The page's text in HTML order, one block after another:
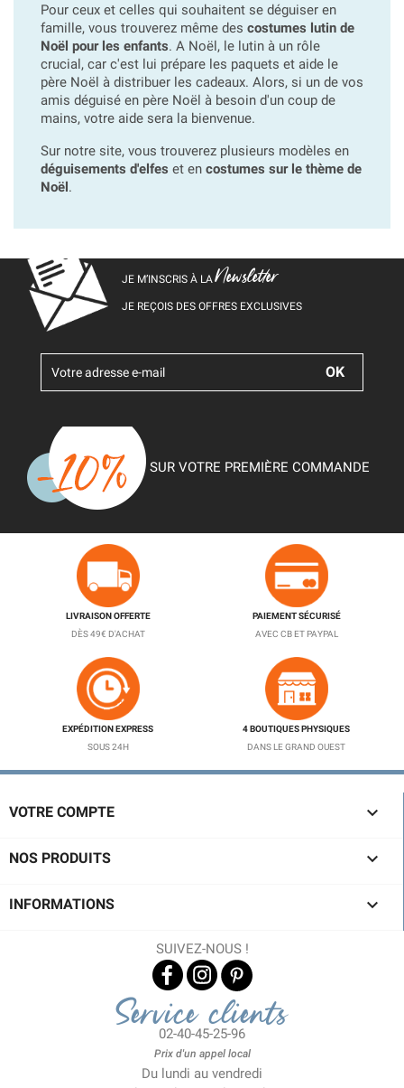
Pour ceux et celles qui souhaitent se déguiser en
famille, vous trouverez même des costumes lutin de
Noël pour les enfants. A Noël, le lutin à un rôle
crucial, car c'est lui prépare les paquets et aide le
père Noël à distribuer les cadeaux. Alors, si un de vos
amis déguisé en père Noël à besoin d'un coup de
mains, votre aide sera la bienvenue.
Sur notre site, vous trouverez plusieurs modèles en
déguisements d'elfes et en costumes sur le thème de
Noël.
JE M’INSCRIS À LANewsletter
JE REÇOIS DES OFFRES EXCLUSIVES
SUR VOTRE PREMIÈRE COMMANDE
LIVRAISON OFFERTE
DÈS 49€ D'ACHAT
PAIEMENT SÉCURISÉ
AVEC CB ET PAYPAL
EXPÉDITION EXPRESS
SOUS 24H
4 BOUTIQUES PHYSIQUES
DANS LE GRAND OUEST
VOTRE COMPTE 
NOS PRODUITS 
INFORMATIONS 
SUIVEZ-NOUS !
Service clients
02-40-45-25-96
Prix d'un appel local
Du lundi au vendredi